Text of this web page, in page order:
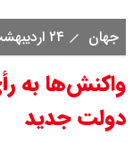
جهان ۲۴ اردیبهشت ۱۴۰۵
واکنش‌ها به
دولت جدید